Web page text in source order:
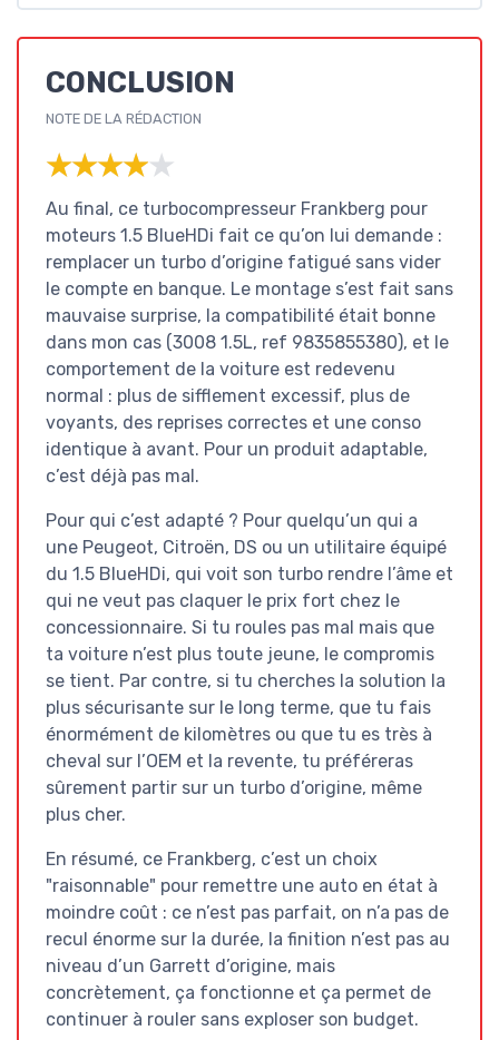
CONCLUSION
NOTE DE LA RÉDACTION
★★★★★
★★★★★
Au final, ce turbocompresseur Frankberg pour
moteurs 1.5 BlueHDi fait ce qu’on lui demande :
remplacer un turbo d’origine fatigué sans vider
le compte en banque. Le montage s’est fait sans
mauvaise surprise, la compatibilité était bonne
dans mon cas (3008 1.5L, ref 9835855380), et le
comportement de la voiture est redevenu
normal : plus de sifflement excessif, plus de
voyants, des reprises correctes et une conso
identique à avant. Pour un produit adaptable,
c’est déjà pas mal.
Pour qui c’est adapté ? Pour quelqu’un qui a
une Peugeot, Citroën, DS ou un utilitaire équipé
du 1.5 BlueHDi, qui voit son turbo rendre l’âme et
qui ne veut pas claquer le prix fort chez le
concessionnaire. Si tu roules pas mal mais que
ta voiture n’est plus toute jeune, le compromis
se tient. Par contre, si tu cherches la solution la
plus sécurisante sur le long terme, que tu fais
énormément de kilomètres ou que tu es très à
cheval sur l’OEM et la revente, tu préféreras
sûrement partir sur un turbo d’origine, même
plus cher.
En résumé, ce Frankberg, c’est un choix
"raisonnable" pour remettre une auto en état à
moindre coût : ce n’est pas parfait, on n’a pas de
recul énorme sur la durée, la finition n’est pas au
niveau d’un Garrett d’origine, mais
concrètement, ça fonctionne et ça permet de
continuer à rouler sans exploser son budget.